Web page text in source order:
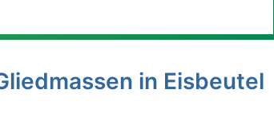
in Eisbeutel